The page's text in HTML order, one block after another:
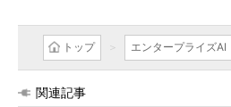
トップ エンタープライズAI
関連記事